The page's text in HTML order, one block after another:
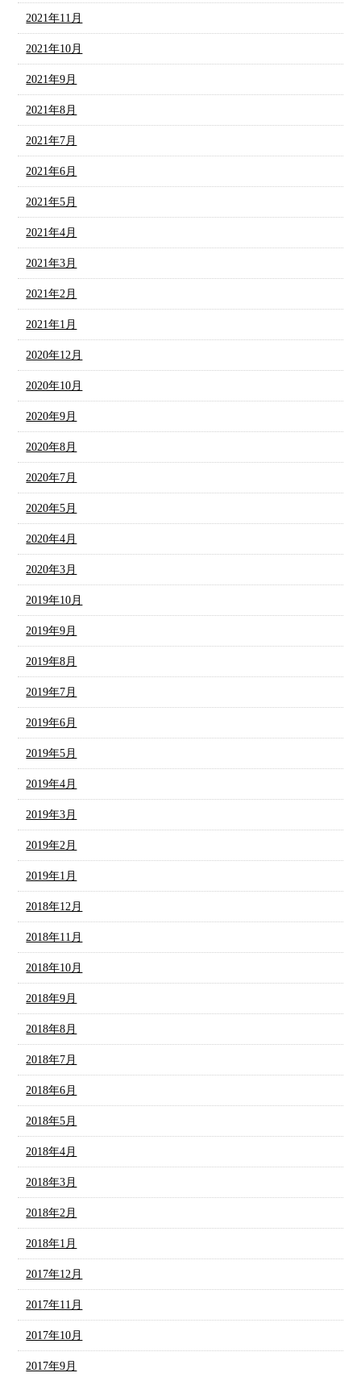
2021年11月
2021年10月
2021年9月
2021年8月
2021年7月
2021年6月
2021年5月
2021年4月
2021年3月
2021年2月
2021年1月
2020年12月
2020年10月
2020年9月
2020年8月
2020年7月
2020年5月
2020年4月
2020年3月
2019年10月
2019年9月
2019年8月
2019年7月
2019年6月
2019年5月
2019年4月
2019年3月
2019年2月
2019年1月
2018年12月
2018年11月
2018年10月
2018年9月
2018年8月
2018年7月
2018年6月
2018年5月
2018年4月
2018年3月
2018年2月
2018年1月
2017年12月
2017年11月
2017年10月
2017年9月